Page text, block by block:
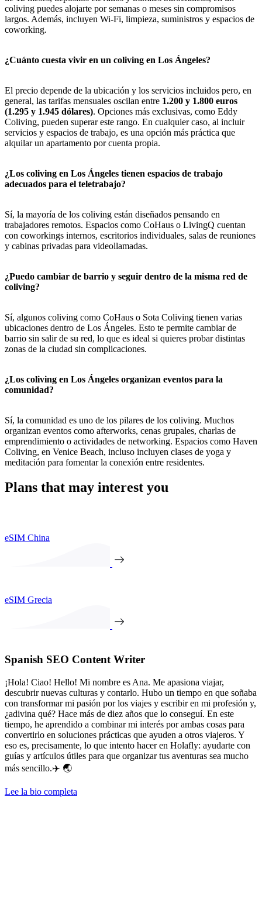
coliving puedes alojarte por semanas o meses sin compromisos
largos. Además, incluyen Wi-Fi, limpieza, suministros y espacios de
coworking.
¿Cuánto cuesta vivir en un coliving en Los Ángeles?
El precio depende de la ubicación y los servicios incluidos pero, en
general, las tarifas mensuales oscilan entre 1.200 y 1.800 euros
(1.295 y 1.945 dólares). Opciones más exclusivas, como Eddy
Coliving, pueden superar este rango. En cualquier caso, al incluir
servicios y espacios de trabajo, es una opción más práctica que
alquilar un apartamento por cuenta propia.
¿Los coliving en Los Ángeles tienen espacios de trabajo
adecuados para el teletrabajo?
Sí, la mayoría de los coliving están diseñados pensando en
trabajadores remotos. Espacios como CoHaus o LivingQ cuentan
con coworkings internos, escritorios individuales, salas de reuniones
y cabinas privadas para videollamadas.
¿Puedo cambiar de barrio y seguir dentro de la misma red de
coliving?
Sí, algunos coliving como CoHaus o Sota Coliving tienen varias
ubicaciones dentro de Los Ángeles. Esto te permite cambiar de
barrio sin salir de su red, lo que es ideal si quieres probar distintas
zonas de la ciudad sin complicaciones.
¿Los coliving en Los Ángeles organizan eventos para la
comunidad?
Sí, la comunidad es uno de los pilares de los coliving. Muchos
organizan eventos como afterworks, cenas grupales, charlas de
emprendimiento o actividades de networking. Espacios como Haven
Coliving, en Venice Beach, incluso incluyen clases de yoga y
meditación para fomentar la conexión entre residentes.
Plans that may interest you
eSIM China
eSIM Grecia
Spanish SEO Content Writer
¡Hola! Ciao! Hello! Mi nombre es Ana. Me apasiona viajar,
descubrir nuevas culturas y contarlo. Hubo un tiempo en que soñaba
con transformar mi pasión por los viajes y escribir en mi profesión y,
¿adivina qué? Hace más de diez años que lo conseguí. En este
tiempo, he aprendido a combinar mi interés por ambas cosas para
convertirlo en soluciones prácticas que ayuden a otros viajeros. Y
eso es, precisamente, lo que intento hacer en Holafly: ayudarte con
guías y artículos útiles para que organizar tus aventuras sea mucho
más sencillo.✈️ 🌏
Lee la bio completa